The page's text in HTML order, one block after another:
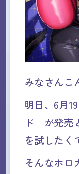
みなさんこ
明日、6月
ド』が発
を試したく
そんなホロ